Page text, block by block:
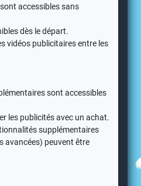
accessibles sans
dès le départ.
vidéos publicitaires entre les
sont accessibles
les publicités avec un achat.
supplémentaires
avancées) peuvent être